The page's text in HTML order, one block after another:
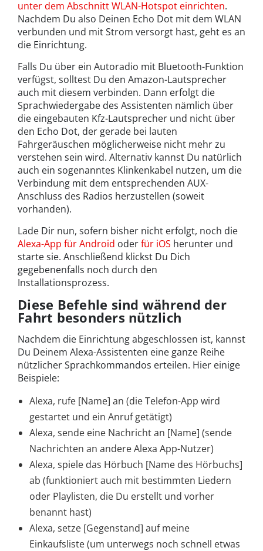
unter dem Abschnitt WLAN-Hotspot einrichten.
Nachdem Du also Deinen Echo Dot mit dem WLAN
verbunden und mit Strom versorgt hast, geht es an
die Einrichtung.
Falls Du über ein Autoradio mit Bluetooth-Funktion
verfügst, solltest Du den Amazon-Lautsprecher
auch mit diesem verbinden. Dann erfolgt die
Sprachwiedergabe des Assistenten nämlich über
die eingebauten Kfz-Lautsprecher und nicht über
den Echo Dot, der gerade bei lauten
Fahrgeräuschen möglicherweise nicht mehr zu
verstehen sein wird. Alternativ kannst Du natürlich
auch ein sogenanntes Klinkenkabel nutzen, um die
Verbindung mit dem entsprechenden AUX-
Anschluss des Radios herzustellen (soweit
vorhanden).
Lade Dir nun, sofern bisher nicht erfolgt, noch die
Alexa-App für Android oderfür iOS herunter und
starte sie. Anschließend klickst Du Dich
gegebenenfalls noch durch den
Installationsprozess.
Diese Befehle sind während der
Fahrt besonders nützlich
Nachdem die Einrichtung abgeschlossen ist, kannst
Du Deinem Alexa-Assistenten eine ganze Reihe
nützlicher Sprachkommandos erteilen. Hier einige
Beispiele:
Alexa, rufe [Name] an (die Telefon-App wird
gestartet und ein Anruf getätigt)
Alexa, sende eine Nachricht an [Name] (sende
Nachrichten an andere Alexa App-Nutzer)
Alexa, spiele das Hörbuch [Name des Hörbuchs]
ab (funktioniert auch mit bestimmten Liedern
oder Playlisten, die Du erstellt und vorher
benannt hast)
Alexa, setze [Gegenstand] auf meine
Einkaufsliste (um unterwegs noch schnell etwas